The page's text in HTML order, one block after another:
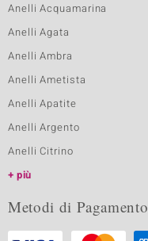
Anelli Acquamarina
Anelli Agata
Anelli Ambra
Anelli Ametista
Anelli Apatite
Anelli Argento
Anelli Citrino
più
Metodi di Pagamento